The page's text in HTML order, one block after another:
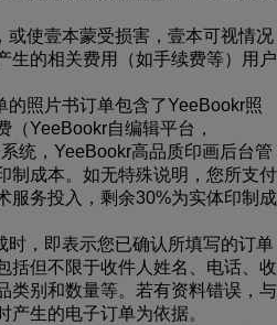
或使壹本蒙受损害，壹本可视情况
生的相关费用（如手续费等）用户
的照片书订单包含了YeeBookr照
（YeeBookr自编辑平台，
统，YeeBookr高品质印画后台管
制成本。如无特殊说明，您所支付
服务投入，剩余30%为实体印制成
时，即表示您已确认所填写的订单
括但不限于收件人姓名、电话、收
类别和数量等。若有资料错误，与
生的电子订单为依据。